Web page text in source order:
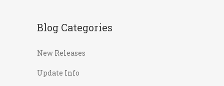
Blog Categories
New Releases
Update Info